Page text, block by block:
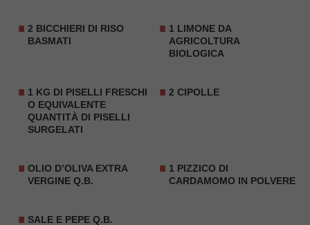
2 BICCHIERI DI RISO
BASMATI
1 LIMONE DA
AGRICOLTURA
BIOLOGICA
1 KG DI PISELLI FRESCHI
O EQUIVALENTE
QUANTITÀ DI PISELLI
SURGELATI
2 CIPOLLE
OLIO D’OLIVA EXTRA
VERGINE Q.B.
1 PIZZICO DI
CARDAMOMO IN POLVERE
SALE E PEPE Q.B.